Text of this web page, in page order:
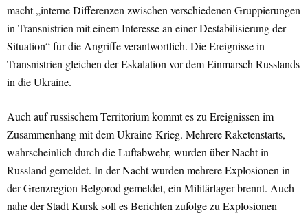
macht „interne Differenzen zwischen verschiedenen Gruppierungen
in Transnistrien mit einem Interesse an einer Destabilisierung der
Situation“ für die Angriffe verantwortlich. Die Ereignisse in
Transnistrien gleichen der Eskalation vor dem Einmarsch Russlands
in die Ukraine.
Auch auf russischem Territorium kommt es zu Ereignissen im
Zusammenhang mit dem Ukraine-Krieg. Mehrere Raketenstarts,
wahrscheinlich durch die Luftabwehr, wurden über Nacht in
Russland gemeldet. In der Nacht wurden mehrere Explosionen in
der Grenzregion Belgorod gemeldet, ein Militärlager brennt. Auch
nahe der Stadt Kursk soll es Berichten zufolge zu Explosionen